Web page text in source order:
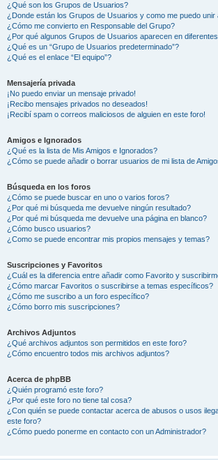
¿Qué son los Grupos de Usuarios?
¿Donde están los Grupos de Usuarios y como me puedo unir
¿Cómo me convierto en Responsable del Grupo?
¿Por qué algunos Grupos de Usuarios aparecen en
¿Qué es un “Grupo de Usuarios predeterminado”?
¿Qué es el enlace “El equipo”?
Mensajería privada
¡No puedo enviar un mensaje privado!
¡Recibo mensajes privados no deseados!
¡Recibí spam o correos maliciosos de alguien en este foro!
Amigos e Ignorados
¿Qué es la lista de Mis Amigos e Ignorados?
¿Cómo se puede añadir o borrar usuarios de mi lista de
Búsqueda en los foros
¿Cómo se puede buscar en uno o varios foros?
¿Por qué mi búsqueda me devuelve ningún resultado?
¿Por qué mi búsqueda me devuelve una página en blanco?
¿Cómo busco usuarios?
¿Como se puede encontrar mis propios mensajes y temas?
Suscripciones y Favoritos
¿Cuál es la diferencia entre añadir como Favorito y
¿Cómo marcar Favoritos o suscribirse a temas específicos?
¿Cómo me suscribo a un foro específico?
¿Cómo borro mis suscripciones?
Archivos Adjuntos
¿Qué archivos adjuntos son permitidos en este foro?
¿Cómo encuentro todos mis archivos adjuntos?
Acerca de phpBB
¿Quién programó este foro?
¿Por qué este foro no tiene tal cosa?
¿Con quién se puede contactar acerca de abusos o usos
este foro?
¿Cómo puedo ponerme en contacto con un Administrador?